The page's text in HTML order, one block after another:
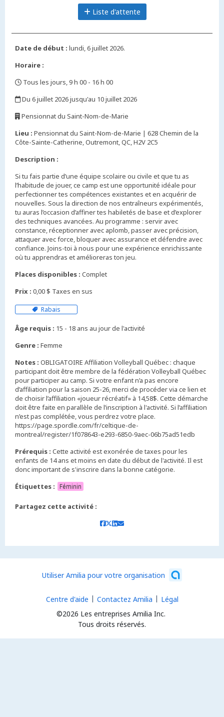
Liste d'attente
Date de début : lundi, 6 juillet 2026.
Horaire :
Tous les jours, 9 h 00 - 16 h 00
Du 6 juillet 2026 jusqu'au 10 juillet 2026
Pensionnat du Saint-Nom-de-Marie
Lieu : Pensionnat du Saint-Nom-de-Marie | 628 Chemin de la
Côte-Sainte-Catherine, Outremont, QC, H2V 2C5
Description :
Si tu fais partie d’une équipe scolaire ou civile et que tu as
l’habitude de jouer, ce camp est une opportunité idéale pour
perfectionner tes compétences existantes et en acquérir de
nouvelles. Sous la direction de nos entraîneurs expérimentés,
tu auras l’occasion d’affiner tes habiletés de base et d’explorer
des techniques avancées. Au programme : servir avec
constance, réceptionner avec aplomb, passer avec précision,
attaquer avec force, bloquer avec assurance et défendre avec
confiance. Joins-toi à nous pour une expérience enrichissante
où tu apprendras et amélioreras ton jeu.
Places disponibles : Complet
Prix : 0,00 $ Taxes en sus
Rabais
Âge requis : 15 - 18 ans au jour de l'activité
Genre : Femme
Notes : OBLIGATOIRE Affiliation Volleyball Québec : chaque
participant doit être membre de la fédération Volleyball Québec
pour participer au camp. Si votre enfant n’a pas encore
d’affiliation pour la saison 25-26, merci de procéder via ce lien et
de choisir l’affiliation «joueur récréatif» à 14,58$. Cette démarche
doit être faite en parallèle de l’inscription à l'activité. Si l’affiliation
n’est pas complétée, vous perdrez votre place.
https://page.spordle.com/fr/celtique-de-
montreal/register/1f078643-e293-6850-9aec-06b75ad51edb
Prérequis : Cette activité est exonérée de taxes pour les
enfants de 14 ans et moins en date du début de l'activité. Il est
donc important de s'inscrire dans la bonne catégorie.
Étiquettes :
Féminin
Partagez cette activité :
Utiliser Amilia pour votre organisation
©2026 Les entreprises Amilia Inc.
Tous droits réservés.
Centre d'aide Contactez Amilia Légal